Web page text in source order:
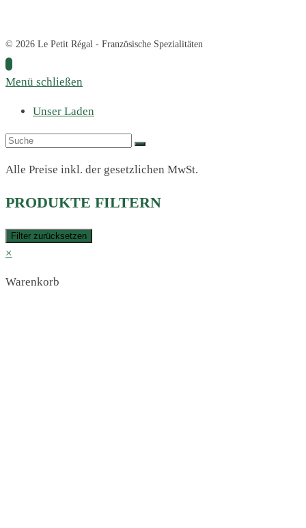
© 2026 Le Petit Régal - Französische Spezialitäten
Menü schließen
Unser Laden
Alle Preise inkl. der gesetzlichen MwSt.
PRODUKTE FILTERN
Filter zurücksetzen
×
Warenkorb